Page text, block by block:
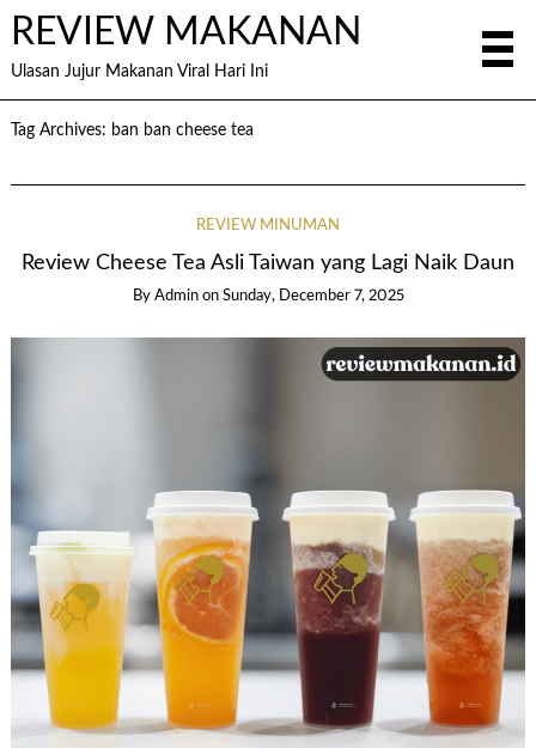
REVIEW MAKANAN
Ulasan Jujur Makanan Viral Hari Ini
Tag Archives: ban ban cheese tea
REVIEW MINUMAN
Review Cheese Tea Asli Taiwan yang Lagi Naik Daun
By Admin on Sunday, December 7, 2025